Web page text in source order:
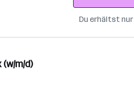
Du erhältst
m/d)